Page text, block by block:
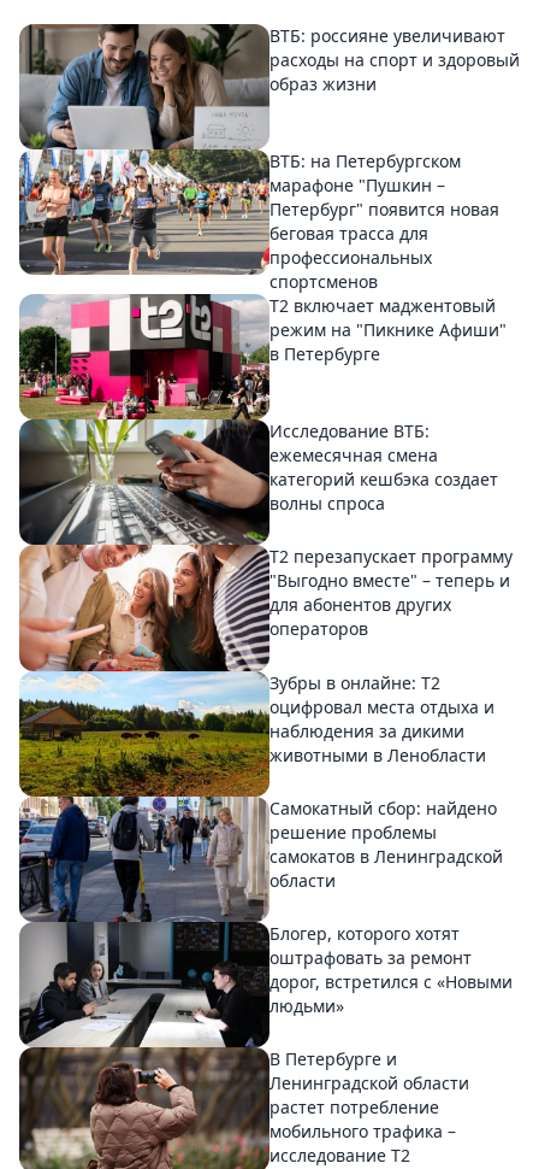
ВТБ: россияне увеличивают
расходы на спорт и здоровый
образ жизни
ВТБ: на Петербургском
марафоне "Пушкин –
Петербург" появится новая
беговая трасса для
профессиональных
спортсменов
Т2 включает маджентовый
режим на "Пикнике Афиши"
в Петербурге
Исследование ВТБ:
ежемесячная смена
категорий кешбэка создает
волны спроса
Т2 перезапускает программу
"Выгодно вместе" – теперь и
для абонентов других
операторов
Зубры в онлайне: Т2
оцифровал места отдыха и
наблюдения за дикими
животными в Ленобласти
Самокатный сбор: найдено
решение проблемы
самокатов в Ленинградской
области
Блогер, которого хотят
оштрафовать за ремонт
дорог, встретился с «Новыми
людьми»
В Петербурге и
Ленинградской области
растет потребление
мобильного трафика –
исследование T2